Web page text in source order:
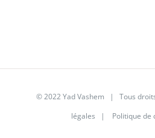
© 2022 Yad Vashem | Tous
légales | Politique de